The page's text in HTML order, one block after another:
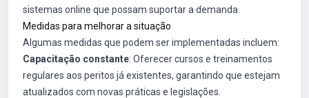
sistemas online que possam suportar a demanda.
Medidas para melhorar a situação
Algumas medidas que podem ser implementadas incluem:
Capacitação constante: Oferecer cursos e treinamentos
regulares aos peritos já existentes, garantindo que estejam
atualizados com novas práticas e legislações.